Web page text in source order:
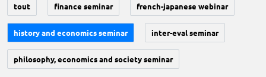
tout finance seminar french-japanese webinar
history and economics seminar inter-eval seminar
philosophy, economics and society seminar